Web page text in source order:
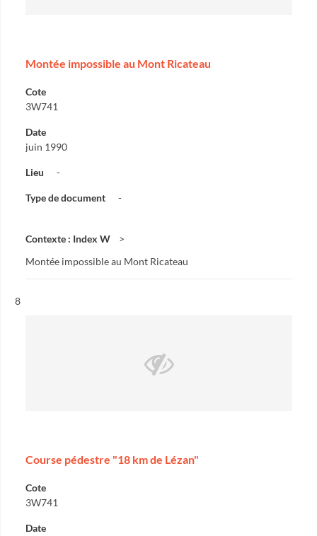
Montée impossible au Mont Ricateau
Cote
3W741
Date
juin 1990
Lieu -
Type de document -
Contexte : Index W
Montée impossible au Mont Ricateau
Résultat n°
8
Course pédestre "18 km de Lézan"
Cote
3W741
Date